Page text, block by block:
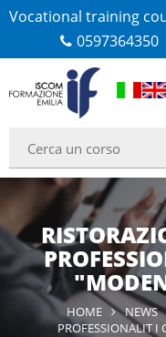
Vocational training
0597364350
HOME NEWS
PROFESSIONALIT I